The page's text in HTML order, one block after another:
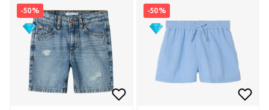
-50% -50%